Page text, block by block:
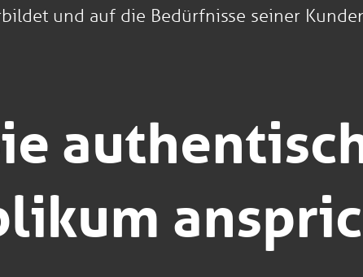
und auf die Bedürfnisse seiner